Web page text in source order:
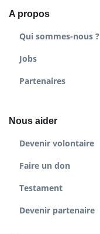
A propos
Qui sommes-nous ?
Jobs
Partenaires
Nous aider
Devenir volontaire
Faire un don
Testament
Devenir partenaire